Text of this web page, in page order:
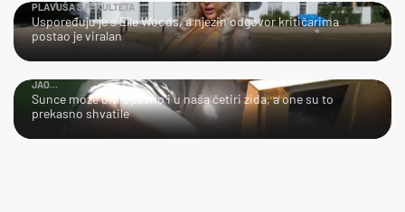
PLAVUŠA S FAKULTETA
Uspoređuju je s Elle Woods, a njezin odgovor kritičarima
postao je viralan
JAO...
Sunce može biti opasno i u naša četiri zida, a one su to
prekasno shvatile